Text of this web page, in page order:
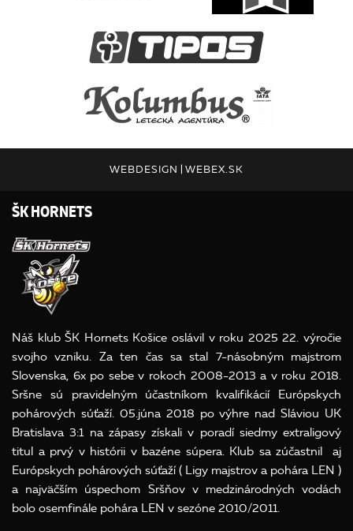
WEBDESIGN WEBEX.SK
ŠK HORNETS
Náš klub ŠK Hornets Košice oslávil v roku 2025 22. výročie
svojho vzniku. Za ten čas sa stal 7-násobným majstrom
Slovenska, 6x po sebe v rokoch 2008-2013 a v roku 2018.
Sršne sú pravidelným účastníkom kvalifikácií Európskych
pohárových súťaží. 05.júna 2018 po výhre nad Sláviou UK
Bratislava 3:1 na zápasy získali v poradí siedmy extraligový
titul a prvý v histórii v bazéne súpera. Klub sa zúčastnil aj
Európskych pohárových súťaží ( Ligy majstrov a pohára LEN )
a najväčším úspechom Sršňov v medzinárodných vodách
bolo osemfinále pohára LEN v sezóne 2010/2011.